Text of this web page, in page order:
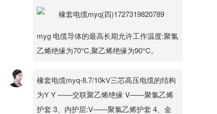
myg 电缆导体的最高长期允许工作温度:聚氯
乙烯绝缘为70°C,聚乙烯绝缘为90°C。
橡套电缆myq-8.7/10kV三芯高压电缆的结构
为Y Y ——交联聚乙烯绝缘 V——聚氯乙烯
护套 3、内护层:V——聚氯乙烯护套 4、金